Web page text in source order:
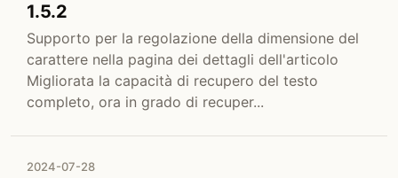
1.5.2
Supporto per la regolazione della dimensione del
carattere nella pagina dei dettagli dell'articolo
Migliorata la capacità di recupero del testo
completo, ora in grado di recuper...
2024-07-28